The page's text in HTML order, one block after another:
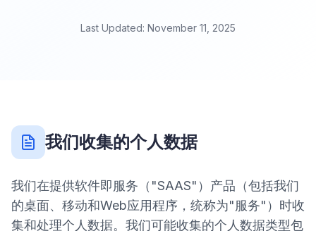
Last Updated: November 11, 2025
我们收集的个人数据
我们在提供软件即服务（"SAAS"）产品（包括我们
的桌面、移动和Web应用程序，统称为"服务"）时收
集和处理个人数据。我们可能收集的个人数据类型包